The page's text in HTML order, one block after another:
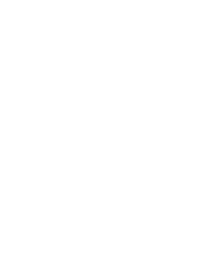
kepadanya kisah-
(mengenai dirinya)
kepadanya:
telah selamat dari
seorang di antara
berkata: "Wahai
upahan
sebaik-baik orang
orang yang kuat, lagi
itu berkata (kepada